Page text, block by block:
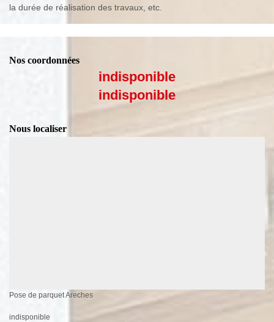
la durée de réalisation des travaux, etc.
Nos coordonnées
indisponible
indisponible
Nous localiser
Pose de parquet Areches
indisponible